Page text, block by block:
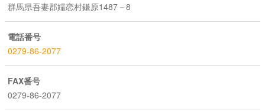
群馬県吾妻郡嬬恋村鎌原1487－8
電話番号
0279-86-2077
FAX番号
0279-86-2077